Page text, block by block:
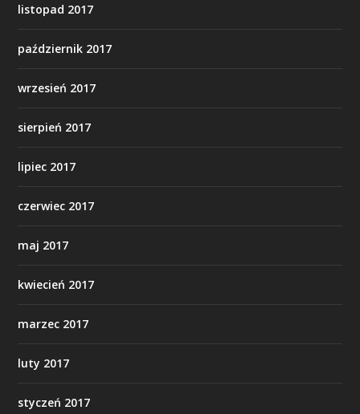
listopad 2017
październik 2017
wrzesień 2017
sierpień 2017
lipiec 2017
czerwiec 2017
maj 2017
kwiecień 2017
marzec 2017
luty 2017
styczeń 2017